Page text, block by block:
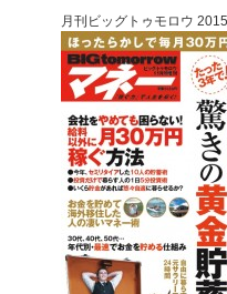
月刊ビッグトゥモロウ